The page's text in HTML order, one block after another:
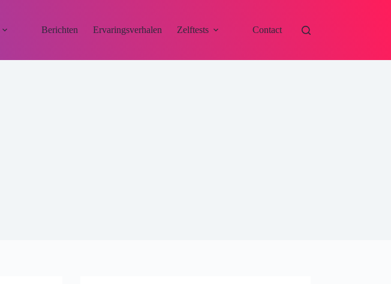
Berichten Ervaringsverhalen Zelftests Contact